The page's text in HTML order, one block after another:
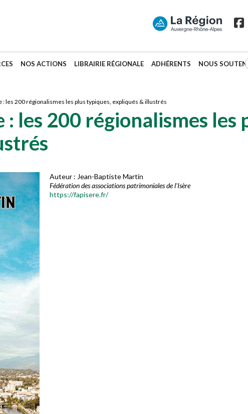
NOS ACTIONS LIBRAIRIE RÉGIONALE ADHÉRENTS NOUS
: les 200 régionalismes les plus typiques, expliqués & illustrés
les 200 régionalismes les
Auteur : Jean-Baptiste Martin
Fédération des associations patrimoniales de l'Isère
https://fapisere.fr/